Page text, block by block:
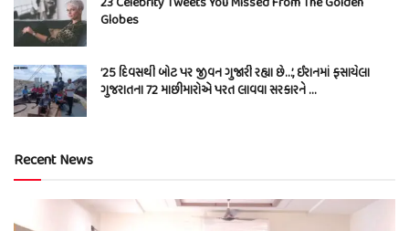
Globes
’25 દિવસથી બોટ પર જીવન ગુજારી રહ્યા છે…’, ઈરાનમાં ફસાયેલા
ગુજરાતના 72 માછીમારોએ પરત લાવવા સરકારને …
Recent News